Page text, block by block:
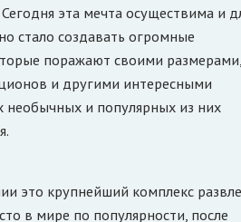
эта мечта осуществима и
стало создавать огромные
поражают своими размерами,
и другими интересными
необычных и популярных из них
это крупнейший комплекс
в мире по популярности, после